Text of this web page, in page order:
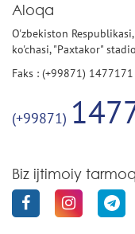
Aloqa
O'zbekiston
ko'chasi, "Paxtakor"
Faks : (+99871) 1477171
(+99871)
Biz ijtimoiy